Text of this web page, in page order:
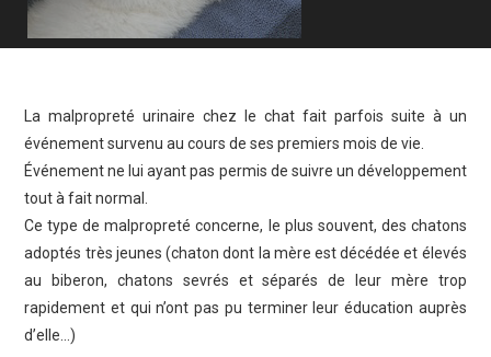
La malpropreté urinaire chez le chat fait parfois suite à un
événement survenu au cours de ses premiers mois de vie.
Événement ne lui ayant pas permis de suivre un développement
tout à fait normal.
Ce type de malpropreté concerne, le plus souvent, des chatons
adoptés très jeunes (chaton dont la mère est décédée et élevés
au biberon, chatons sevrés et séparés de leur mère trop
rapidement et qui n’ont pas pu terminer leur éducation auprès
d’elle…)